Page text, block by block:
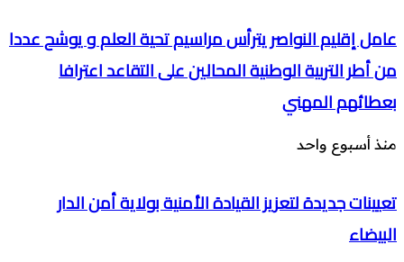
عامل إقليم النواصر يترأس مراسيم تحية العلم و يوشح عددا
من أطر التربية الوطنية المحالين على التقاعد اعترافا
بعطائهم المهني
منذ أسبوع واحد
تعيينات جديدة لتعزيز القيادة الأمنية بولاية أمن الدار
البيضاء